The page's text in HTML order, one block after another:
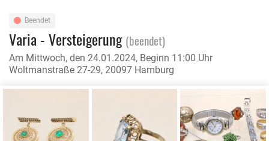
Varia - Versteigerung (beendet)
Am Mittwoch, den 24.01.2024, Beginn 11:00 Uhr
Woltmanstraße 27-29, 20097 Hamburg
Beendet